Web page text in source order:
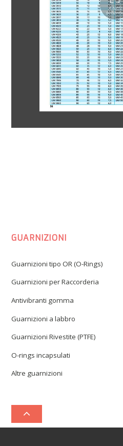
GUARNIZIONI
Guarnizioni tipo OR (O-Rings)
Guarnizioni per Raccorderia
Antivibranti gomma
Guarnizioni a labbro
Guarnizioni Rivestite (PTFE)
O-rings incapsulati
Altre guarnizioni